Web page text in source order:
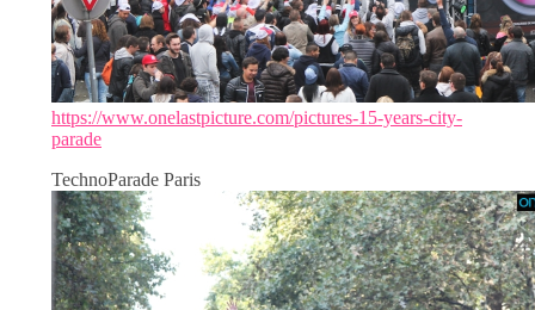
https://www.onelastpicture.com/pictures-15-years-city-
parade
TechnoParade Paris